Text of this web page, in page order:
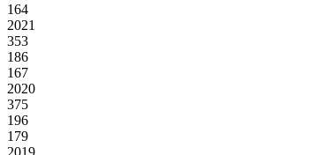
164
2021
353
186
167
2020
375
196
179